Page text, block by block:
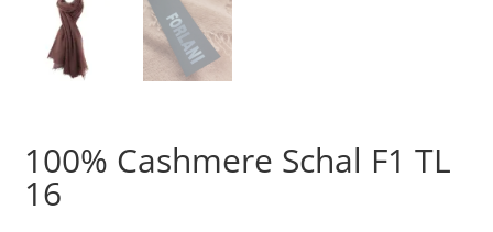
100% Cashmere Schal F1 TL
16